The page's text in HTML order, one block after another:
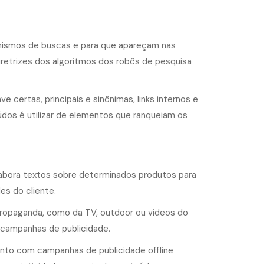
de buscas e para que apareçam nas
dos algoritmos dos robôs de pesquisa
certas, principais e sinônimas, links internos e
é utilizar de elementos que ranqueiam os
textos sobre determinados produtos para
do cliente.
como da TV, outdoor ou vídeos do
de publicidade.
com campanhas de publicidade offline